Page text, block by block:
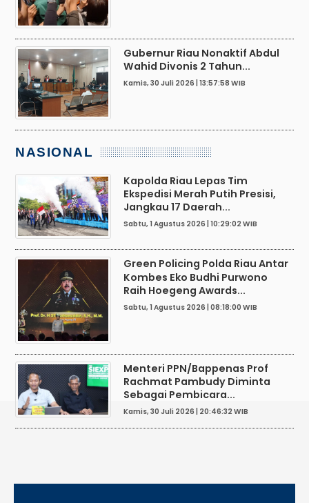
Gubernur Riau Nonaktif Abdul
Wahid Divonis 2 Tahun...
Kamis, 30 Juli 2026 | 13:57:58 WIB
NASIONAL
Kapolda Riau Lepas Tim
Ekspedisi Merah Putih Presisi,
Jangkau 17 Daerah...
Sabtu, 1 Agustus 2026 | 10:29:02 WIB
Green Policing Polda Riau Antar
Kombes Eko Budhi Purwono
Raih Hoegeng Awards...
Sabtu, 1 Agustus 2026 | 08:18:00 WIB
Menteri PPN/Bappenas Prof
Rachmat Pambudy Diminta
Sebagai Pembicara...
Kamis, 30 Juli 2026 | 20:46:32 WIB